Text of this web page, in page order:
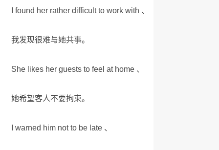
I found her rather difficult to work with 、
我发现很难与她共事。
She likes her guests to feel at home 、
她希望客人不要拘束。
I warned him not to be late 、